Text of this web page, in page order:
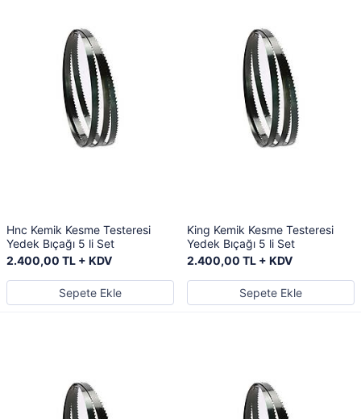
Hnc Kemik Kesme Testeresi
Yedek Bıçağı 5 li Set
2.400,00 TL + KDV
Sepete Ekle
King Kemik Kesme Testeresi
Yedek Bıçağı 5 li Set
2.400,00 TL + KDV
Sepete Ekle